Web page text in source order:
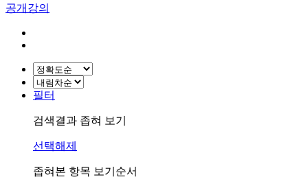
공개강의
필터
검색결과 좁혀 보기
선택해제
좁혀본 항목 보기순서